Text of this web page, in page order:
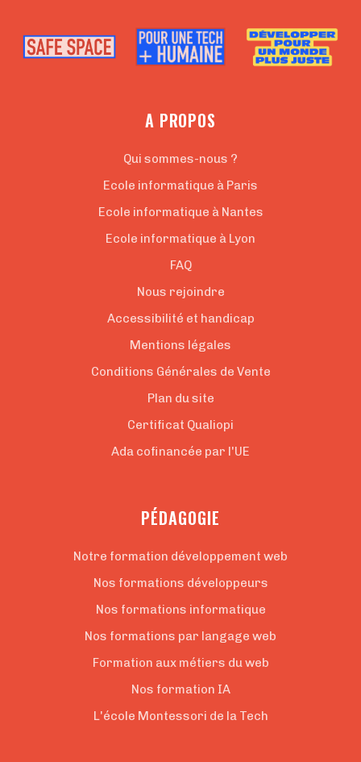
A PROPOS
Qui sommes-nous ?
Ecole informatique à Paris
Ecole informatique à Nantes
Ecole informatique à Lyon
FAQ
Nous rejoindre
Accessibilité et handicap
Mentions légales
Conditions Générales de Vente
Plan du site
Certificat Qualiopi
Ada cofinancée par l'UE
PÉDAGOGIE
Notre formation développement web
Nos formations développeurs
Nos formations informatique
Nos formations par langage web
Formation aux métiers du web
Nos formation IA
L'école Montessori de la Tech